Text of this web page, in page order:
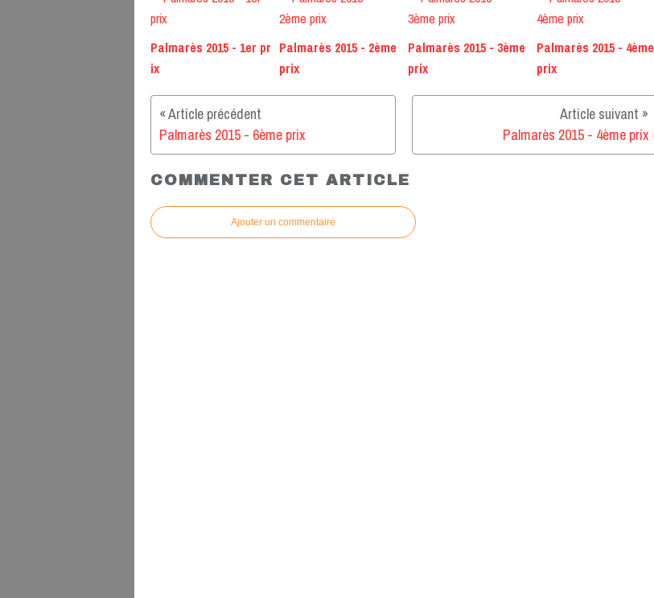
Palmarès 2015 - 1er pr
ix
Palmarès 2015 - 2ème
prix
Palmarès 2015 - 3ème
prix
Palmarès 2015 - 4ème
prix
Palmarès 2015 - 6ème prix Palmarès 2015 - 4ème prix
COMMENTER CET ARTICLE
Ajouter un commentaire